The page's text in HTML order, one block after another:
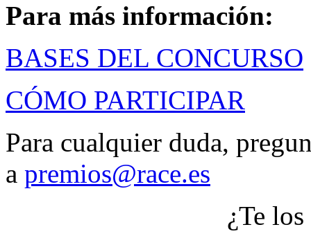
Para más información:
BASES DEL CONCURSO
CÓMO PARTICIPAR
Para cualquier duda,
a premios@race.es
¿Te